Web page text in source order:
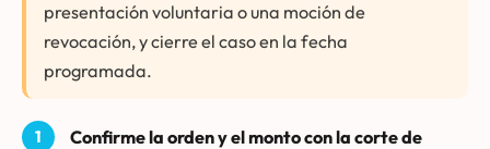
presentación voluntaria o una moción de
revocación, y cierre el caso en la fecha
programada.
Confirme la orden y el monto con la corte de